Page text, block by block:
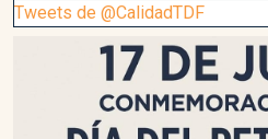
Tweets de @CalidadTDF